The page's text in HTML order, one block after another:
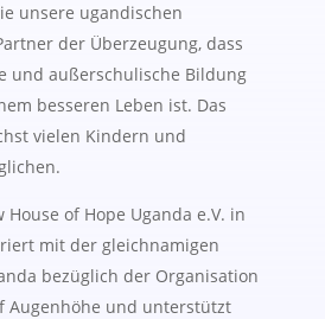
unsere ugandischen
der Überzeugung, dass
und außerschulische Bildung
besseren Leben ist. Das
vielen Kindern und
House of Hope Uganda e.V. in
mit der gleichnamigen
bezüglich der Organisation
Augenhöhe und unterstützt